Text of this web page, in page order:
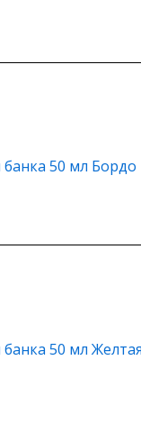
50 мл Бордо
50 мл